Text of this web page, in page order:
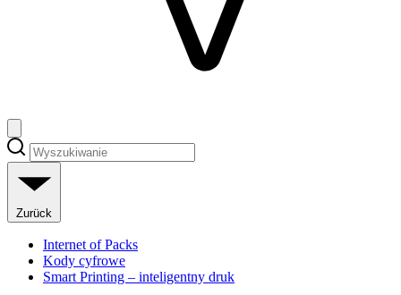
Zurück
Internet of Packs
Kody cyfrowe
Smart Printing – inteligentny druk